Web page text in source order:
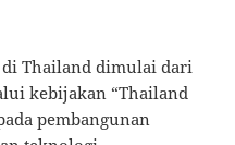
Thailand dimulai dari
kebijakan “Thailand
pembangunan